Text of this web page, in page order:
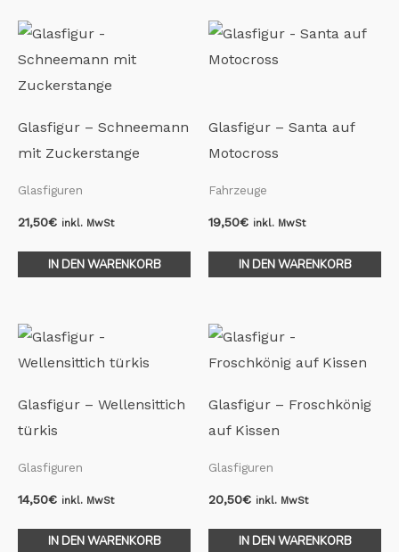
Glasfigur – Schneemann
mit Zuckerstange
Glasfiguren
21,50€ inkl. MwSt
IN DEN WARENKORB
Glasfigur – Santa auf
Motocross
Fahrzeuge
19,50€ inkl. MwSt
IN DEN WARENKORB
Glasfigur – Wellensittich
türkis
Glasfiguren
14,50€ inkl. MwSt
IN DEN WARENKORB
Glasfigur – Froschkönig
auf Kissen
Glasfiguren
20,50€ inkl. MwSt
IN DEN WARENKORB